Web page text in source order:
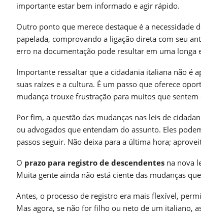
importante estar bem informado e agir rápido.
Outro ponto que merece destaque é a necessidade
papelada, comprovando a ligação direta com seu
erro na documentação pode resultar em uma longa
Importante ressaltar que a cidadania italiana não é
suas raízes e a cultura. É um passo que oferece
mudança trouxe frustração para muitos que
Por fim, a questão das mudanças nas leis de
ou advogados que entendam do assunto. Eles
passos seguir. Não deixa para a última hora;
O prazo para registro de descendentes na nova
Muita gente ainda não está ciente das mudanças
Antes, o processo de registro era mais flexível,
Mas agora, se não for filho ou neto de um italiano,